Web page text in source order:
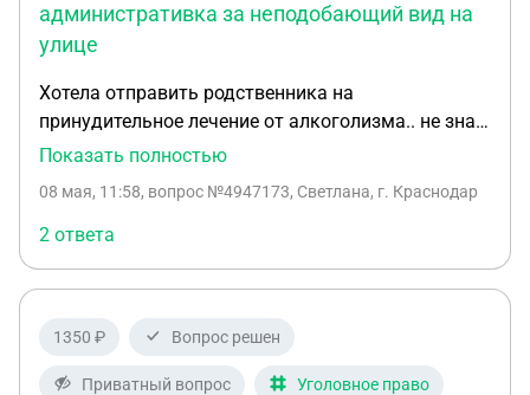
административка за неподобающий вид на
улице
Хотела отправить родственника на
принудительное лечение от алкоголизма.. не знаю
с чего начать. Сразу скажу, что полиция не
административка за неподобающий вид на улице.
Пьет каждый день. Зрительные галюцинации,
эпилепсия. Беспомощен. Водит домой всяких..
Показать полностью
08 мая, 11:58, вопрос №4947173, Светлана, г. Краснодар
2 ответа
1350 ₽ Вопрос решен
Приватный вопрос Уголовное право